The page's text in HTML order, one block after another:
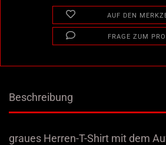
AUF DEN
FRAGE ZUM
Beschreibung
graues Herren-T-Shirt mit dem